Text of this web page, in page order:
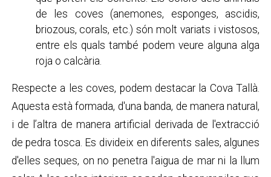
de les coves (anemones, esponges, ascidis,
briozous, corals, etc.) són molt variats i vistosos,
entre els quals també podem veure alguna alga
roja o calcària.
Respecte a les coves, podem destacar la Cova Tallà.
Aquesta està formada, d'una banda, de manera natural,
i de l’altra de manera artificial derivada de l'extracció
de pedra tosca. Es divideix en diferents sales, algunes
d'elles seques, on no penetra l'aigua de mar ni la llum